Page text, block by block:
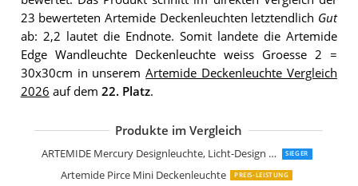
23 bewerteten Artemide Deckenleuchten letztendlich Gut
ab: 2,2 lautet die Endnote. Somit landete die Artemide
Edge Wandleuchte Deckenleuchte weiss Groesse 2 =
30x30cm in unseremArtemide Deckenleuchte Vergleich
2026 auf dem 22. Platz.
Produkte im Vergleich
ARTEMIDE Mercury Designleuchte, Licht-Design Skapetze, www.skapetze.com SIEGER
Artemide Pirce Mini Deckenleuchte PREIS-LEISTUNG
Artemide Mercury mini Soffitto
Artemide Droplet Soffitto LED
Artemide Net Deckenleuchte Linear
Artemide Net Deckenleuchte Linear
Artemide chlorophilia 2 Innenraum
Artemide chlorophilia Indoor 37 W
Artemide Pirce Mini Sospensione LED
Artemide Pirce Mini Soffitto LED
Artemide Logico Deckenleuchte weiß
Artemide Nur Lampe E27 205 Watts
Artemide Nur Lampe E27 205 Watts
Artemide Tolomeo Sospensione
Artemide Tolomeo Sospensione
Artemide Tolomeo Sospensione